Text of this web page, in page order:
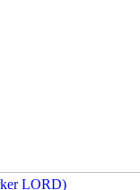
LORD)